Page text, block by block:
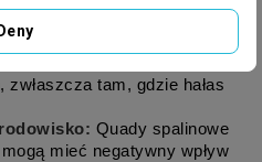
spalinowe są zazwyczaj
tam, gdzie hałas
Quady spalinowe
mieć negatywny wpływ
Deny